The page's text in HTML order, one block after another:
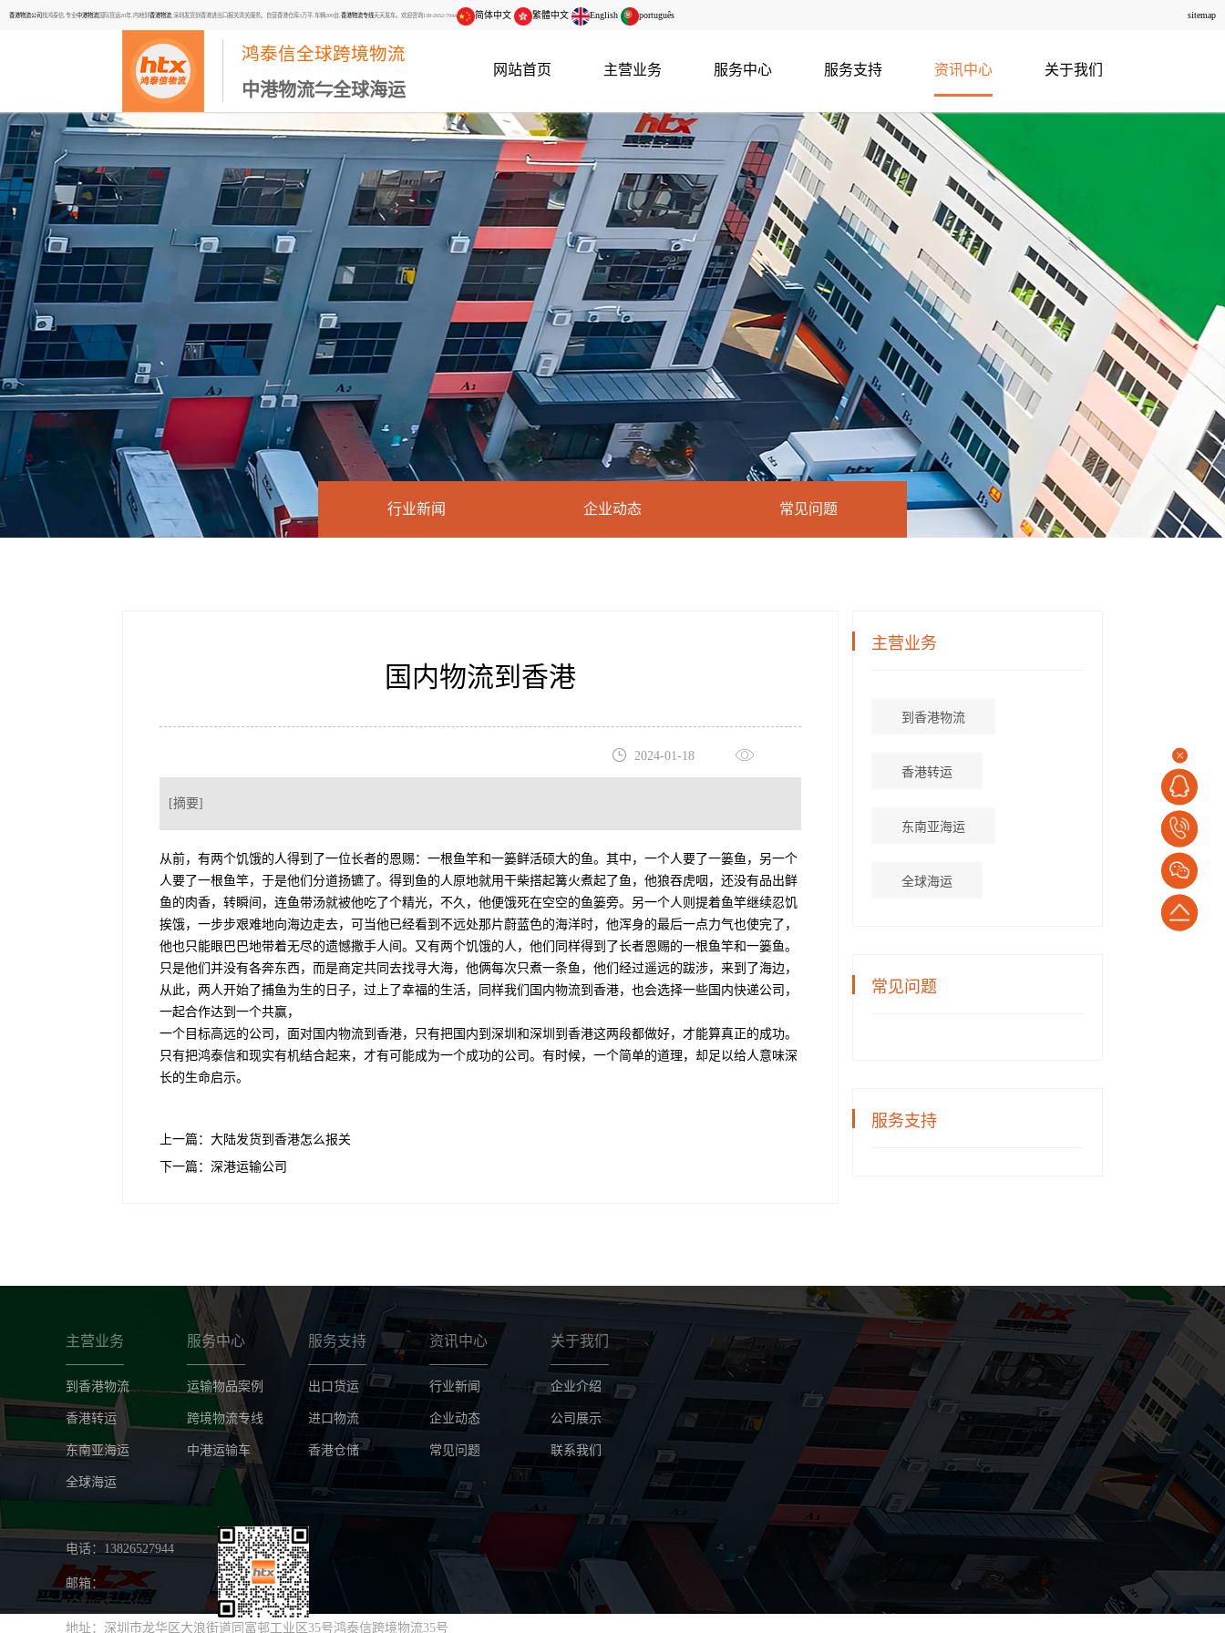
香港物流公司找鸿泰信,专业中港物流国际货运20年,内地到 香港物流 ,深圳发货到香港进出口报关清关服务。自营香港仓库3万平,车辆200台, 香港物流专线天天发车。欢迎咨询138-2652-7944 简体中文 繁體中文 English português sitemap
鸿泰信全球跨境物流
中港物流⇋全球海运
网站首页 主营业务 服务中心 服务支持 资讯中心 关于我们
电
话：
返
行业新闻 企业动态 常见问题
国内物流到香港
2024-01-18
[摘要]
从前，有两个饥饿的人得到了一位长者的恩赐：一根鱼竿和一篓鲜活硕大的鱼。其中，一个人要了一篓鱼，另一个
人要了一根鱼竿，于是他们分道扬镳了。得到鱼的人原地就用干柴搭起篝火煮起了鱼，他狼吞虎咽，还没有品出鲜
鱼的肉香，转瞬间，连鱼带汤就被他吃了个精光，不久，他便饿死在空空的鱼篓旁。另一个人则提着鱼竿继续忍饥
挨饿，一步步艰难地向海边走去，可当他已经看到不远处那片蔚蓝色的海洋时，他浑身的最后一点力气也使完了，
他也只能眼巴巴地带着无尽的遗憾撒手人间。又有两个饥饿的人，他们同样得到了长者恩赐的一根鱼竿和一篓鱼。
只是他们并没有各奔东西，而是商定共同去找寻大海，他俩每次只煮一条鱼，他们经过遥远的跋涉，来到了海边，
从此，两人开始了捕鱼为生的日子，过上了幸福的生活，同样我们国内物流到香港，也会选择一些国内快递公司，
一起合作达到一个共赢，
一个目标高远的公司，面对国内物流到香港，只有把国内到深圳和深圳到香港这两段都做好，才能算真正的成功。
只有把鸿泰信和现实有机结合起来，才有可能成为一个成功的公司。有时候，一个简单的道理，却足以给人意味深
长的生命启示。
上一篇：大陆发货到香港怎么报关
下一篇：深港运输公司
主营业务
到香港物流
香港转运
东南亚海运
全球海运
常见问题
服务支持
主营业务
到香港物流
香港转运
东南亚海运
全球海运
服务中心
运输物品案例
跨境物流专线
中港运输车
服务支持
出口货运
进口物流
香港仓储
资讯中心
行业新闻
企业动态
常见问题
关于我们
企业介绍
公司展示
联系我们
电话：13826527944
邮箱：
地址：深圳市龙华区大浪街道同富邨工业区35号鸿泰信跨境物流35号